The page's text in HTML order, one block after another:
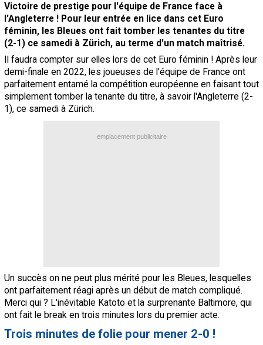
Victoire de prestige pour l'équipe de France face à
l'Angleterre ! Pour leur entrée en lice dans cet Euro
féminin, les Bleues ont fait tomber les tenantes du titre
(2-1) ce samedi à Zürich, au terme d'un match maîtrisé.
Il faudra compter sur elles lors de cet Euro féminin ! Après leur
demi-finale en 2022, les joueuses de l'équipe de France ont
parfaitement entamé la compétition européenne en faisant tout
simplement tomber la tenante du titre, à savoir l'Angleterre (2-
1), ce samedi à Zürich.
emplacement publicitaire
Un succès on ne peut plus mérité pour les Bleues, lesquelles
ont parfaitement réagi après un début de match compliqué.
Merci qui ? L'inévitable Katoto et la surprenante Baltimore, qui
ont fait le break en trois minutes lors du premier acte.
Trois minutes de folie pour mener 2-0 !
Mentions légales
site web Maxifoot.fr